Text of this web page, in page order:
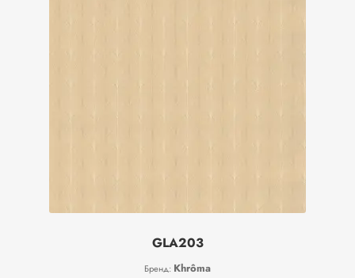
GLA203
Бренд: Khrôma